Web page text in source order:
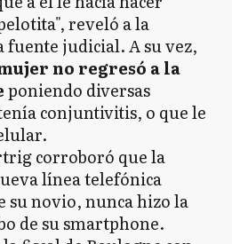
reveló a la
fuente judicial. A su vez,
no regresó a la
poniendo diversas
conjuntivitis, o que le
corroboró que la
línea telefónica
su novio, nunca hizo la
de su smartphone.